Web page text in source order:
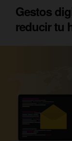
Gestos
reducir tu